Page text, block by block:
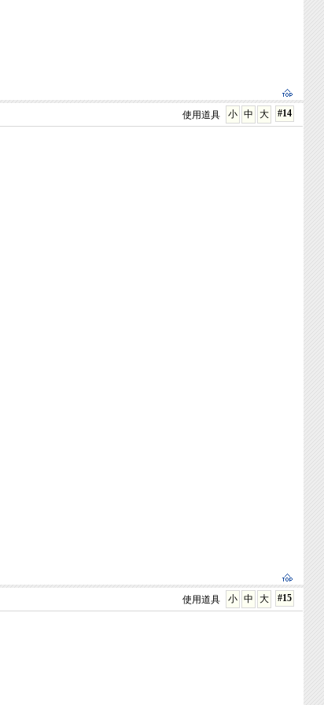
#14
大
中
小
使用道具
#15
大
中
小
使用道具